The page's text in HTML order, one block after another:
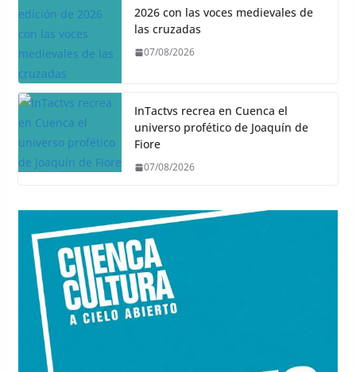
2026 con las voces medievales de
las cruzadas
07/08/2026
InTactvs recrea en Cuenca el
universo profético de Joaquín de
Fiore
07/08/2026